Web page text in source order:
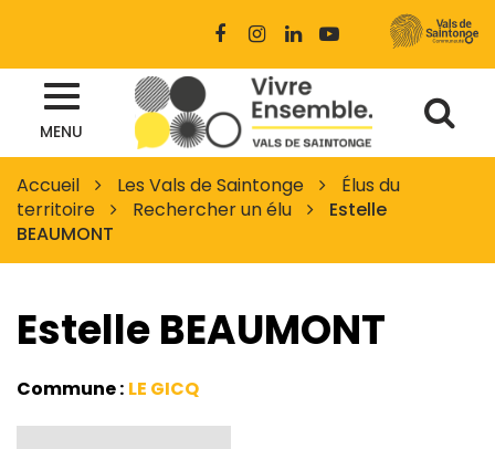
Lien
compte
Facebook
Lien
le
compte
Instagram
Lien
le
compte
Linkedin
chaîne
Youtube
MENU Site
officiel
des
Vals
de
à
Accueil Les Vals de Saintonge
Élus du
territoire
Rechercher un élu
Estelle
BEAUMONT
Estelle BEAUMONT
Commune : LE GICQ